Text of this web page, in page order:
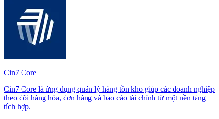
Cin7 Core
Cin7 Core là ứng dụng quản lý hàng tồn kho giúp các doanh nghiệp
theo dõi hàng hóa, đơn hàng và báo cáo tài chính từ một nền tảng
tích hợp.